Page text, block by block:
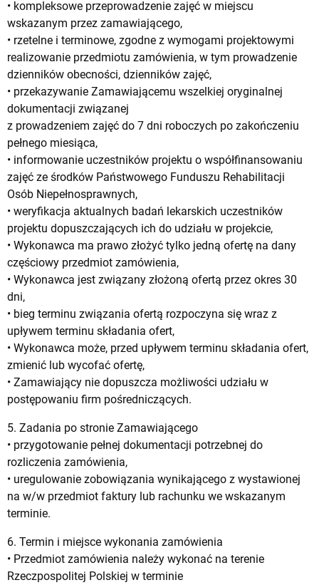
• kompleksowe przeprowadzenie zajęć w miejscu
wskazanym przez zamawiającego,
• rzetelne i terminowe, zgodne z wymogami projektowymi
realizowanie przedmiotu zamówienia, w tym prowadzenie
dzienników obecności, dzienników zajęć,
• przekazywanie Zamawiającemu wszelkiej oryginalnej
dokumentacji związanej
z prowadzeniem zajęć do 7 dni roboczych po zakończeniu
pełnego miesiąca,
• informowanie uczestników projektu o współfinansowaniu
zajęć ze środków Państwowego Funduszu Rehabilitacji
Osób Niepełnosprawnych,
• weryfikacja aktualnych badań lekarskich uczestników
projektu dopuszczających ich do udziału w projekcie,
• Wykonawca ma prawo złożyć tylko jedną ofertę na dany
częściowy przedmiot zamówienia,
• Wykonawca jest związany złożoną ofertą przez okres 30
dni,
• bieg terminu związania ofertą rozpoczyna się wraz z
upływem terminu składania ofert,
• Wykonawca może, przed upływem terminu składania ofert,
zmienić lub wycofać ofertę,
• Zamawiający nie dopuszcza możliwości udziału w
postępowaniu firm pośredniczących.
5. Zadania po stronie Zamawiającego
• przygotowanie pełnej dokumentacji potrzebnej do
rozliczenia zamówienia,
• uregulowanie zobowiązania wynikającego z wystawionej
na w/w przedmiot faktury lub rachunku we wskazanym
terminie.
6. Termin i miejsce wykonania zamówienia
• Przedmiot zamówienia należy wykonać na terenie
Rzeczpospolitej Polskiej w terminie